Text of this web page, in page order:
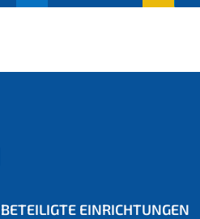
BETEILIGTE EINRICHTUNGEN